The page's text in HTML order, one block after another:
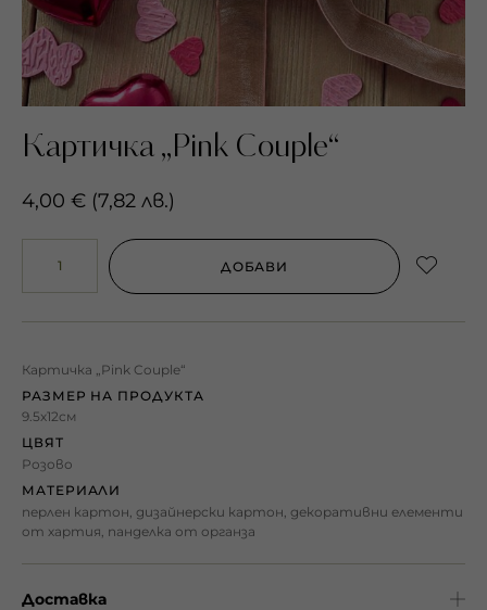
Картичка „Pink Couple“
4,00 € (7,82 лв.)
ДОБАВИ
Картичка „Pink Couple“
РАЗМЕР НА ПРОДУКТА
9.5х12см
ЦВЯТ
Розово
МАТЕРИАЛИ
перлен картон, дизайнерски картон, декоративни елементи
от хартия, панделка от органза
Доставка